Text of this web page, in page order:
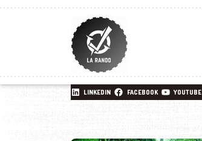
LINKEDIN FACEBOOK YOUTUBE